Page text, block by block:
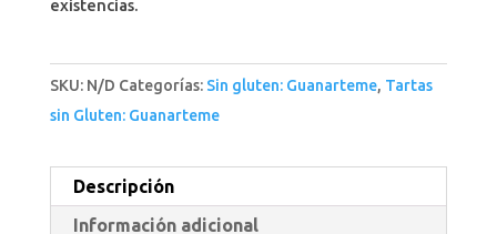
existencias.
SKU: N/D Categorías: Sin gluten: Guanarteme, Tartas
sin Gluten: Guanarteme
Descripción
Información adicional